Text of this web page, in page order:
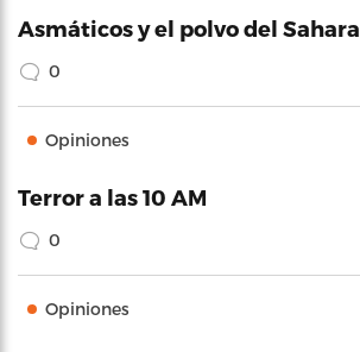
Asmáticos y el polvo del Sahara
0
Opiniones
Terror a las 10 AM
0
Opiniones